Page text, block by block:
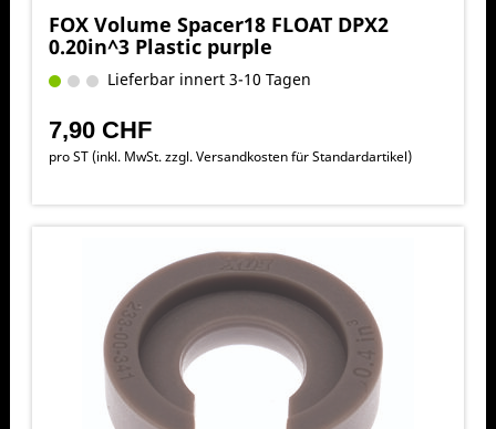
FOX Volume Spacer18 FLOAT DPX2
0.20in^3 Plastic purple
Lieferbar innert 3-10 Tagen
7,90 CHF
pro ST (inkl. MwSt. zzgl.Versandkosten für Standardartikel)